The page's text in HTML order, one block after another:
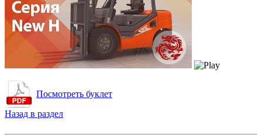
Посмотреть буклет
Назад в раздел